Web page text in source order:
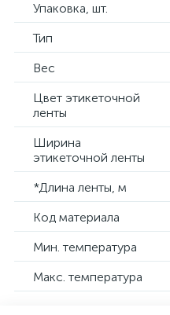
Упаковка, шт.
Тип
Вес
Цвет этикеточной
ленты
Ширина
этикеточной ленты
*Длина ленты, м
Код материала
Мин. температура
Макс. температура